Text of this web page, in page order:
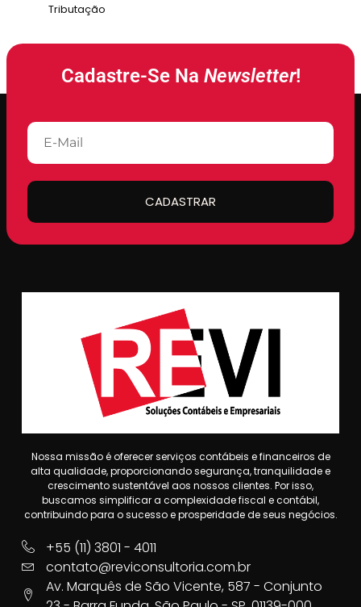
Tributação
Cadastre-Se Na Newsletter!
CADASTRAR
Nossa missão é oferecer serviços contábeis e financeiros de
alta qualidade, proporcionando segurança, tranquilidade e
crescimento sustentável aos nossos clientes. Por isso,
buscamos simplificar a complexidade fiscal e contábil,
contribuindo para o sucesso e prosperidade de seus negócios.
+55 (11) 3801 - 4011
contato@reviconsultoria.com.br
Av. Marquês de São Vicente, 587 - Conjunto